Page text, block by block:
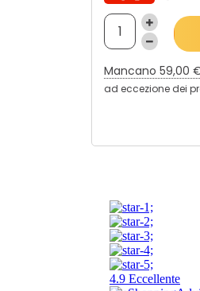
Mancano 59,00
ad eccezione dei